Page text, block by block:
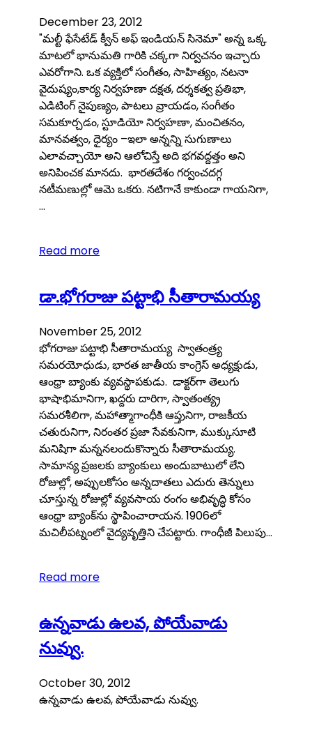
December 23, 2012
"మల్టీ ఫేసేటేడ్ క్వీన్ అఫ్ ఇండియన్ సినెమా" అన్న ఒక్క
మాటలో భానుమతి గారికి చక్కగా నిర్వచనం ఇచ్చారు
ఎవరోగాని. ఒక వ్యక్తిలో సంగీతం, సాహిత్యం, నటనా
వైదుష్యం,కార్య నిర్వహణా దక్షత, దర్శకత్వ ప్రతిభా,
ఎడిటింగ్ నైపుణ్యం, పాటలు వ్రాయడం, సంగీతం
సమకూర్చడం, స్టూడియో నిర్వహణా, మంచితనం,
మానవత్వం, ధైర్యం –ఇలా అన్నన్ని సుగుణాలు
ఎలావచ్చాయో అని ఆలోచిస్తే అది భగవద్దత్తం అని
అనిపించక మానదు. భారతదేశం గర్వంచదగ్గ
నటీమణుల్లో ఆమె ఒకరు. నటిగానే కాకుండా గాయనిగా,
…
Read more
డా.భోగరాజు పట్టాభి సీతారామయ్య
November 25, 2012
భోగరాజు పట్టాభి సీతారామయ్య స్వాతంత్ర్య
సమరయోధుడు, భారత జాతీయ కాంగ్రెస్ అధ్యక్షుడు,
ఆంధ్రా బ్యాంకు వ్యవస్థాపకుడు. డాక్టర్‌గా తెలుగు
భాషాభిమానిగా, ఖద్దరు దారిగా, స్వాతంత్య్ర
సమరశీలిగా, మహాత్మాగాంధీకి ఆప్తునిగా, రాజకీయ
చతురునిగా, నిరంతర ప్రజా సేవకునిగా, ముక్కుసూటి
మనిషిగా మన్ననలందుకొన్నారు సీతారామయ్య.
సామాన్య ప్రజలకు బ్యాంకులు అందుబాటులో లేని
రోజుల్లో, అప్పులకోసం అన్నదాతలు ఎదురు తెన్నులు
చూస్తున్న రోజుల్లో వ్యవసాయ రంగం అభివృద్ధి కోసం
ఆంధ్రా బ్యాంక్‌ను స్థాపించారాయన. 1906లో
మచిలీపట్నంలో వైద్యవృత్తిని చేపట్టారు. గాంధీజీ పిలుపు…
Read more
ఉన్నవాడు ఉలవ, పోయేవాడు
నువ్వు.
October 30, 2012
ఉన్నవాడు ఉలవ, పోయేవాడు నువ్వు.